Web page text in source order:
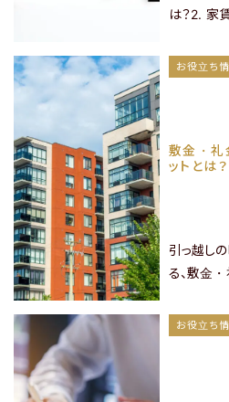
お問い合
【入居を希望のお客様】
9時～18時
0120-990-374
会社概要
コラム
プライバシーポリシー
は？2. 家
「高級物
なコスト
レジオで
算家賃に
お役立ち
敷金・礼
ットとは？
引っ越し
る、敷金
件は敷金
育の場合
お役立ち